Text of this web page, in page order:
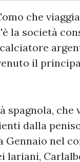
che
la società
il
spagnola,
dalla
nel